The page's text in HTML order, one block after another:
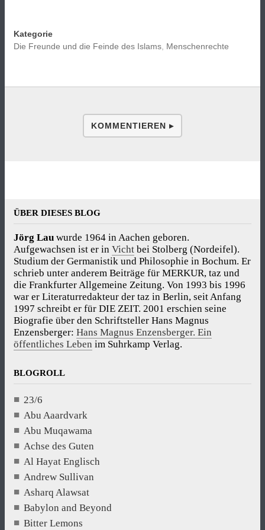
Kategorie
Die Freunde und die Feinde des Islams Menschenrechte
KOMMENTIEREN ▸
ÜBER DIESES BLOG
Jörg Lau wurde 1964 in Aachen geboren.
Aufgewachsen ist er in Vicht bei Stolberg (Nordeifel).
Studium der Germanistik und Philosophie in Bochum. Er
schrieb unter anderem Beiträge für MERKUR, taz und
die Frankfurter Allgemeine Zeitung. Von 1993 bis 1996
war er Literaturredakteur der taz in Berlin, seit Anfang
1997 schreibt er für DIE ZEIT. 2001 erschien seine
Biografie über den Schriftsteller Hans Magnus
Enzensberger: Hans Magnus Enzensberger. Ein
öffentliches Leben im Suhrkamp Verlag.
BLOGROLL
23/6
Abu Aaardvark
Abu Muqawama
Achse des Guten
Al Hayat Englisch
Andrew Sullivan
Asharq Alawsat
Babylon and Beyond
Bitter Lemons